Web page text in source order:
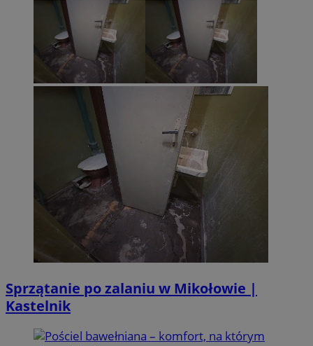
Sprzątanie po zalaniu w Mikołowie |
Kastelnik